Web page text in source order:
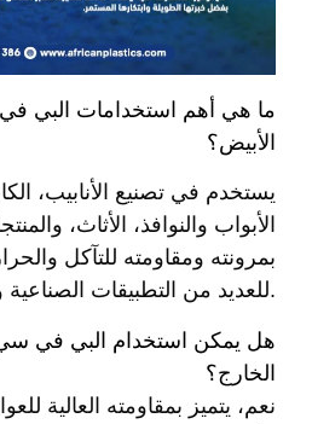
الأبيض؟
يستخدم في تصنيع الأنابيب،
الأبواب والنوافذ، الأثاث،
بمرونته ومقاومته للتآكل
للعديد من التطبيقات الصناعية والتجارية.
الخارج؟
نعم، يتميز بمقاومته العالية